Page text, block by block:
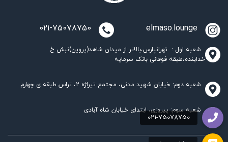
elmaso.lounge
شعبه اول : تهرانپارس،بالاتر از میدان شاهد(پروین)نبش خ
خدابنده،طبقه فوقانی بانک سرمایه
شعبه دوم: خیابان شهید مدنی، مجتمع تیراژه 2، تراس طبقه ی چهارم
شعبه سوم: پیروزی، ابتدای خیابان شاه آبادی